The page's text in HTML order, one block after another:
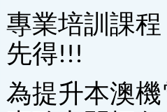
專業培訓課
先得!!!
為提升本澳